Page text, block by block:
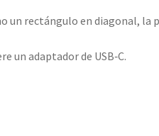
un rectángulo en diagonal,
un adaptador de USB‑C.